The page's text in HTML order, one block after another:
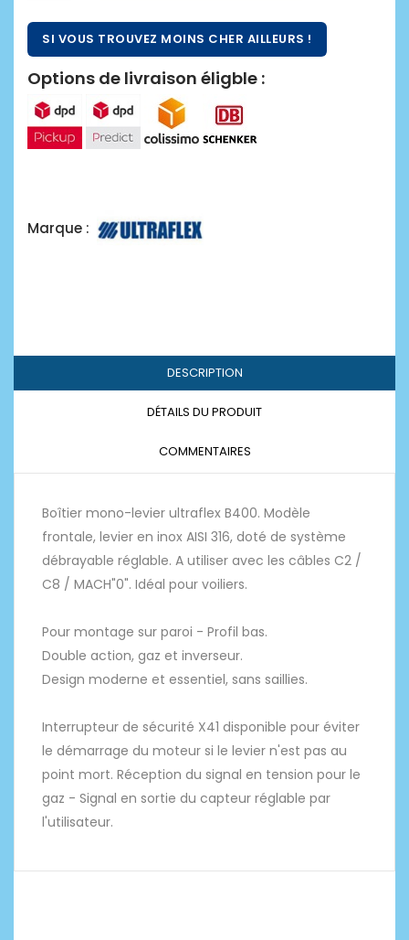
SI VOUS TROUVEZ MOINS CHER AILLEURS !
Options de livraison éligble :
Marque :
DESCRIPTION
DÉTAILS DU PRODUIT
COMMENTAIRES
Boîtier mono-levier ultraflex B400. Modèle
frontale, levier en inox AISI 316, doté de système
débrayable réglable. A utiliser avec les câbles C2 /
C8 / MACH"0". Idéal pour voiliers.
Pour montage sur paroi - Profil bas.
Double action, gaz et inverseur.
Design moderne et essentiel, sans saillies.
Interrupteur de sécurité X41 disponible pour éviter
le démarrage du moteur si le levier n'est pas au
point mort. Réception du signal en tension pour le
gaz - Signal en sortie du capteur réglable par
l'utilisateur.